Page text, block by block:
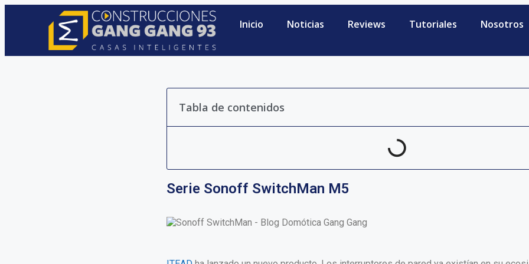
Inicio Noticias Reviews Tutoriales Nosotros
Tabla de contenidos
Serie Sonoff SwitchMan M5